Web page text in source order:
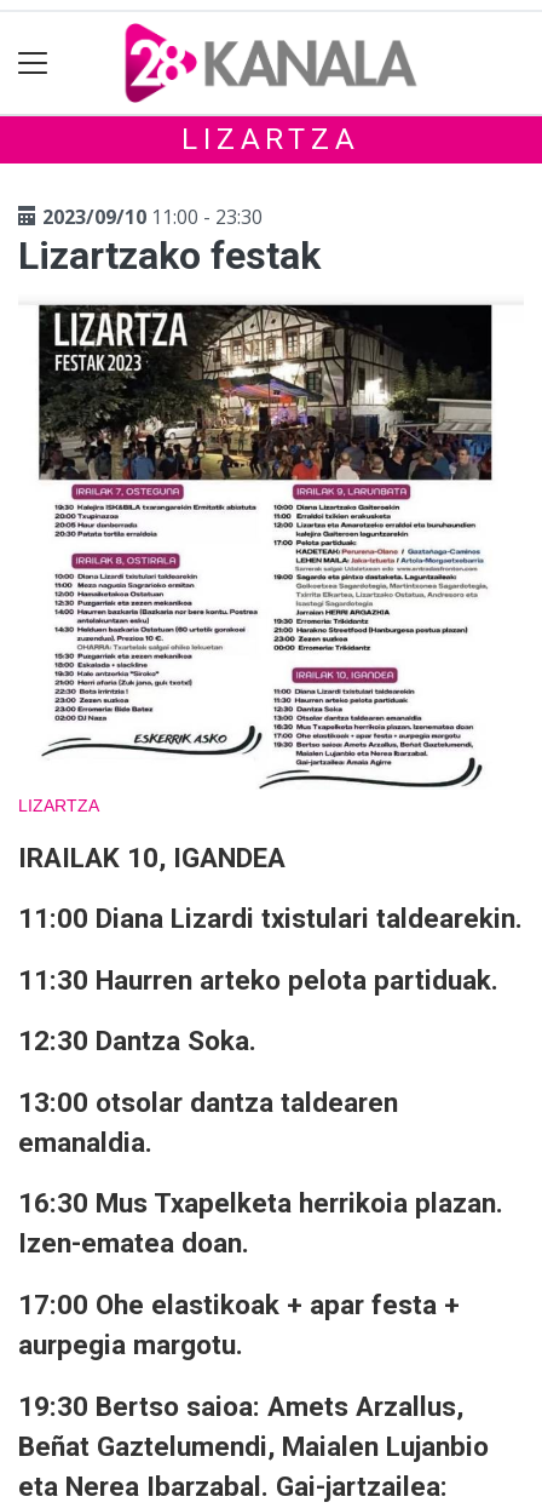
LIZARTZA
2023/09/10 11:00 - 23:30
Lizartzako festak
LIZARTZA
IRAILAK 10, IGANDEA
11:00 Diana Lizardi txistulari taldearekin.
11:30 Haurren arteko pelota partiduak.
12:30 Dantza Soka.
13:00 otsolar dantza taldearen
emanaldia.
16:30 Mus Txapelketa herrikoia plazan.
Izen-ematea doan.
17:00 Ohe elastikoak + apar festa +
aurpegia margotu.
19:30 Bertso saioa: Amets Arzallus,
Beñat Gaztelumendi, Maialen Lujanbio
eta Nerea Ibarzabal. Gai-jartzailea: